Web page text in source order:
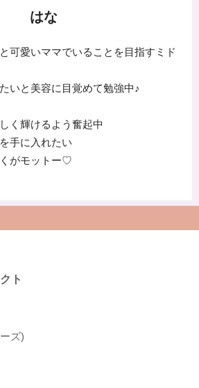
はな
可愛いママでいることを目指すミド
いと美容に目覚めて勉強中♪
く輝けるよう奮起中
手に入れたい
がモットー♡
ト
ズ)